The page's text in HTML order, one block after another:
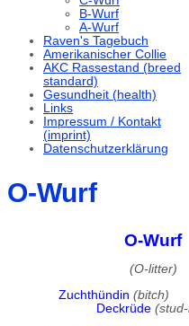
B-Wurf
A-Wurf
Raven's Tagebuch
Amerikanischer Collie
AKC Rassestand (breed
standard)
Gesundheit (health)
Links
Impressum / Kontakt
(imprint)
Datenschutzerklärung
O-Wurf
O-Wurf
(O-litter)
Zuchthündin (bitch)
Deckrüde